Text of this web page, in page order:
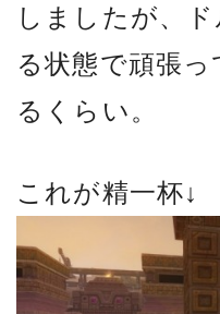
しましたが、
る状態で頑張
るくらい。
これが精一杯↓